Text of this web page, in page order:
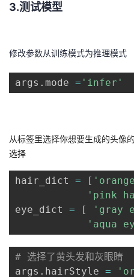
3.测试模型
修改参数从训练模式为推理模式
args . mode = 'infer'
从标签里选择你想要生成的头像
选择
hair_dict = [
'pink
eye_dict = [ 'gray
'aqua
# 选择了黄头发和灰眼睛
args . hairStyle =